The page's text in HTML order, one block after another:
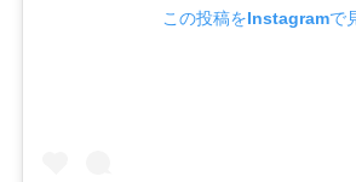
この投稿をInstagramで